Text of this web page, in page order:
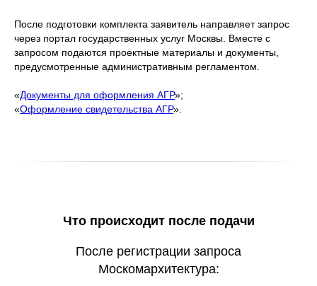
После подготовки комплекта заявитель направляет запрос
через портал государственных услуг Москвы. Вместе с
запросом подаются проектные материалы и документы,
предусмотренные административным регламентом.
«Документы для оформления АГР»;
«Оформление свидетельства АГР».
Что происходит после подачи
После регистрации запроса
Москомархитектура: